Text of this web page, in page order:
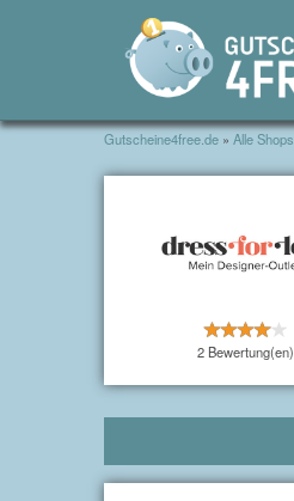
Gutscheine4free.de » Alle Shops
2 Bewertung(en)